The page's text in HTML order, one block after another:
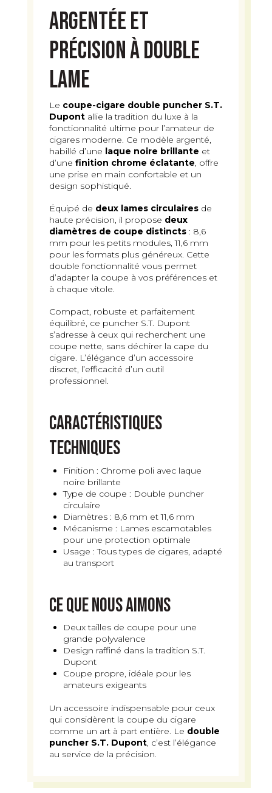
argentée et
précision à double
lame
Le coupe-cigare double puncher S.T.
Dupontallie la tradition du luxe à la
fonctionnalité ultime pour l’amateur de
cigares moderne. Ce modèle argenté,
habillé d’une laque noire brillante et
d’une finition chrome éclatante, offre
une prise en main confortable et un
design sophistiqué.
Équipé de deux lames circulairesde
haute précision, il propose deux
diamètres de coupe distincts: 8,6
mm pour les petits modules, 11,6 mm
pour les formats plus généreux. Cette
double fonctionnalité vous permet
d’adapter la coupe à vos préférences et
à chaque vitole.
Compact, robuste et parfaitement
équilibré, ce puncher S.T. Dupont
s’adresse à ceux qui recherchent une
coupe nette, sans déchirer la cape du
cigare. L’élégance d’un accessoire
discret, l’efficacité d’un outil
professionnel.
Caractéristiques
techniques
Finition : Chrome poli avec laque
noire brillante
Type de coupe : Double puncher
circulaire
Diamètres : 8,6 mm et 11,6 mm
Mécanisme : Lames escamotables
pour une protection optimale
Usage : Tous types de cigares, adapté
au transport
Ce que nous aimons
Deux tailles de coupe pour une
grande polyvalence
Design raffiné dans la tradition S.T.
Dupont
Coupe propre, idéale pour les
amateurs exigeants
Un accessoire indispensable pour ceux
qui considèrent la coupe du cigare
comme un art à part entière. Le double
puncher S.T. Dupont, c’est l’élégance
au service de la précision.